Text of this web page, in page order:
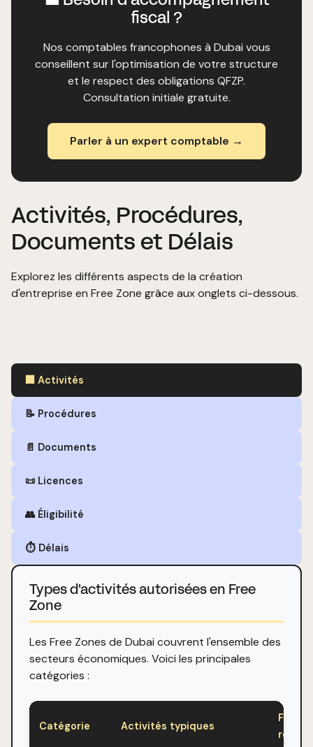
fiscal ?
Nos comptables francophones à Dubai vous
conseillent sur l'optimisation de votre structure
et le respect des obligations QFZP.
Consultation initiale gratuite.
Parler à un expert comptable →
Activités, Procédures,
Documents et Délais
Explorez les différents aspects de la création
d'entreprise en Free Zone grâce aux onglets ci-dessous.
🏢 Activités
📝 Procédures
📄 Documents
📜 Licences
👥 Éligibilité
⏱️ Délais
Types d'activités autorisées en Free
Zone
Les Free Zones de Dubai couvrent l'ensemble des
secteurs économiques. Voici les principales
catégories :
Catégorie Activités typiques
Free